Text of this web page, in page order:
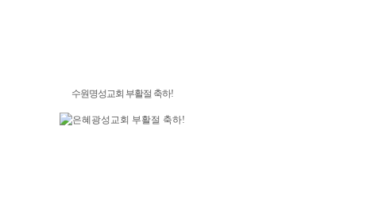
수원명성교회 부활절 축하!